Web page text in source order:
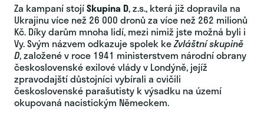
Za kampaní stojíSkupina D, z.s., která již dopravila na
Ukrajinu více než 26 000 dronů za více než 262 milionů
Kč. Díky darům mnoha lidí, mezi nimiž jste možná byli i
Vy. Svým názvem odkazuje spolek keZvláštní skupině
D, založené v roce 1941 ministerstvem národní obrany
československé exilové vlády v Londýně, jejíž
zpravodajští důstojníci vybírali a cvičili
československé parašutisty k výsadku na území
okupovaná nacistickým Německem.